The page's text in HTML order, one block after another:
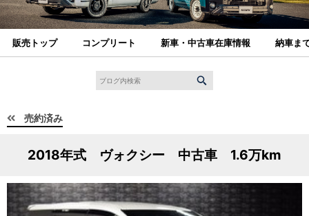
販売トップ コンプリート 新車・中古車在庫情報 納車ま
売約済み
2018年式 ヴォクシー 中古車 1.6万km